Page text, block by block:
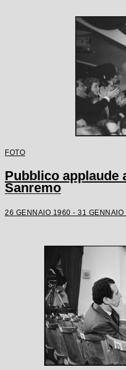
FOTO
Pubblico applaude
Sanremo
26 GENNAIO 1960 - 31 GENNAIO